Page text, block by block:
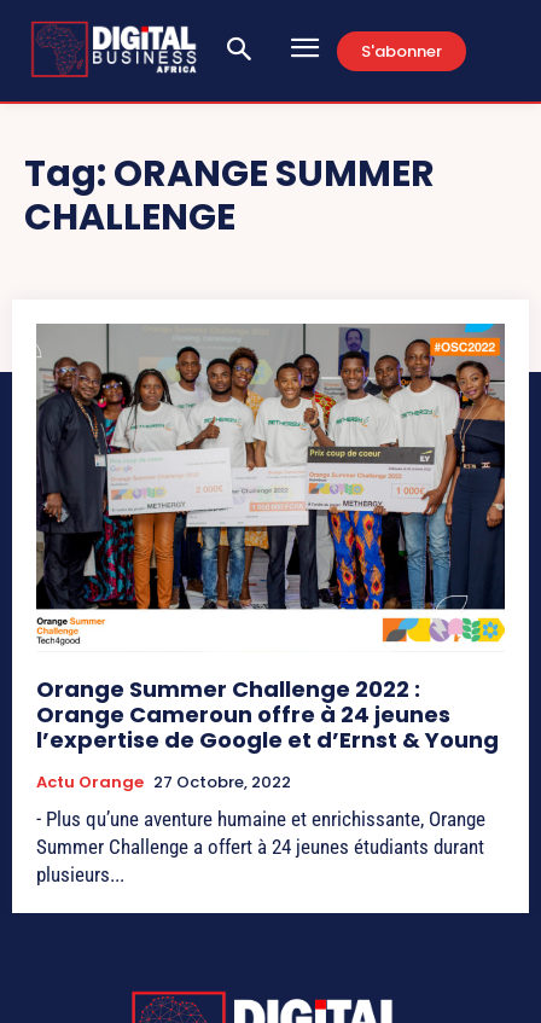
S'abonner
Tag:ORANGE SUMMER
CHALLENGE
Orange Summer Challenge 2022 :
Orange Cameroun offre à 24 jeunes
l’expertise de Google et d’Ernst & Young
Actu Orange 27 Octobre, 2022
- Plus qu’une aventure humaine et enrichissante, Orange
Summer Challenge a offert à 24 jeunes étudiants durant
plusieurs...